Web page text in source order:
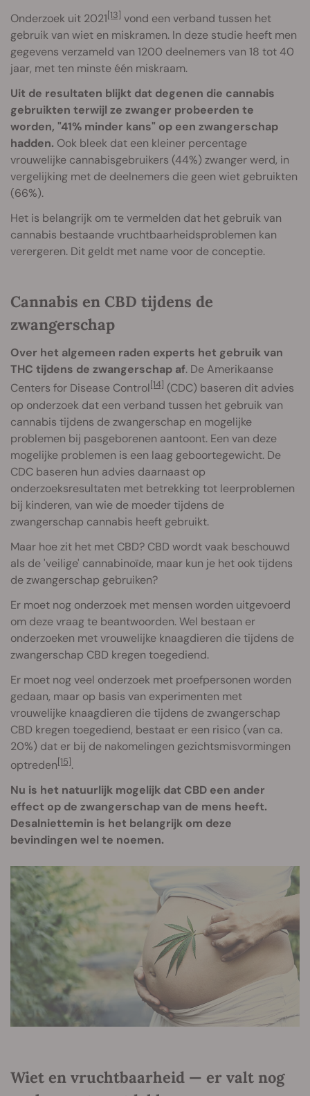
Onderzoek uit 2021[13] vond een verband tussen het
gebruik van wiet en miskramen. In deze studie heeft men
gegevens verzameld van 1200 deelnemers van 18 tot 40
jaar, met ten minste één miskraam.
Uit de resultaten blijkt dat degenen die cannabis
gebruikten terwijl ze zwanger probeerden te
worden, "41% minder kans" op een zwangerschap
hadden. Ook bleek dat een kleiner percentage
vrouwelijke cannabisgebruikers (44%) zwanger werd, in
vergelijking met de deelnemers die geen wiet gebruikten
(66%).
Het is belangrijk om te vermelden dat het gebruik van
cannabis bestaande vruchtbaarheidsproblemen kan
verergeren. Dit geldt met name voor de conceptie.
Cannabis en CBD tijdens de
zwangerschap
Over het algemeen raden experts het gebruik van
THC tijdens de zwangerschap af. De Amerikaanse
Centers for Disease Control[14] (CDC) baseren dit advies
op onderzoek dat een verband tussen het gebruik van
cannabis tijdens de zwangerschap en mogelijke
problemen bij pasgeborenen aantoont. Een van deze
mogelijke problemen is een laag geboortegewicht. De
CDC baseren hun advies daarnaast op
onderzoeksresultaten met betrekking tot leerproblemen
bij kinderen, van wie de moeder tijdens de
zwangerschap cannabis heeft gebruikt.
Maar hoe zit het met CBD? CBD wordt vaak beschouwd
als de 'veilige' cannabinoïde, maar kun je het ook tijdens
de zwangerschap gebruiken?
Er moet nog onderzoek met mensen worden uitgevoerd
om deze vraag te beantwoorden. Wel bestaan er
onderzoeken met vrouwelijke knaagdieren die tijdens de
zwangerschap CBD kregen toegediend.
Er moet nog veel onderzoek met proefpersonen worden
gedaan, maar op basis van experimenten met
vrouwelijke knaagdieren die tijdens de zwangerschap
CBD kregen toegediend, bestaat er een risico (van ca.
20%) dat er bij de nakomelingen gezichtsmisvormingen
optreden[15].
Nu is het natuurlijk mogelijk dat CBD een ander
effect op de zwangerschap van de mens heeft.
Desalniettemin is het belangrijk om deze
bevindingen wel te noemen.
Wiet en vruchtbaarheid — er valt nog